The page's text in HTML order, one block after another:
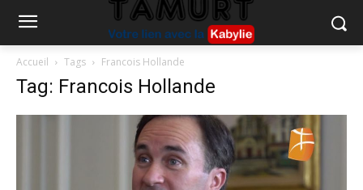
Accueil Tags Francois Hollande
Tag: Francois Hollande